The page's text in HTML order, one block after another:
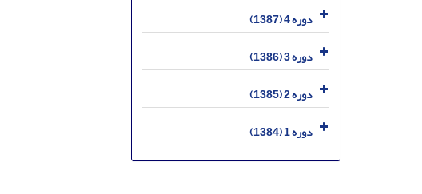
دوره 4 (1387)
دوره 3 (1386)
دوره 2 (1385)
دوره 1 (1384)